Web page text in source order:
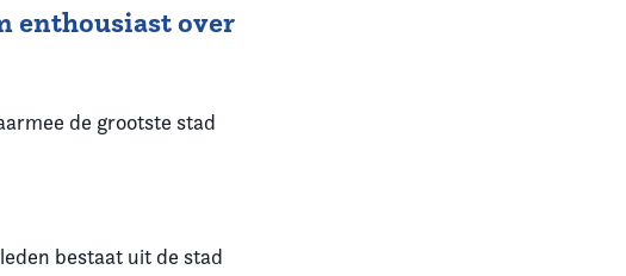
enthousiast over
de grootste stad
bestaat uit de stad